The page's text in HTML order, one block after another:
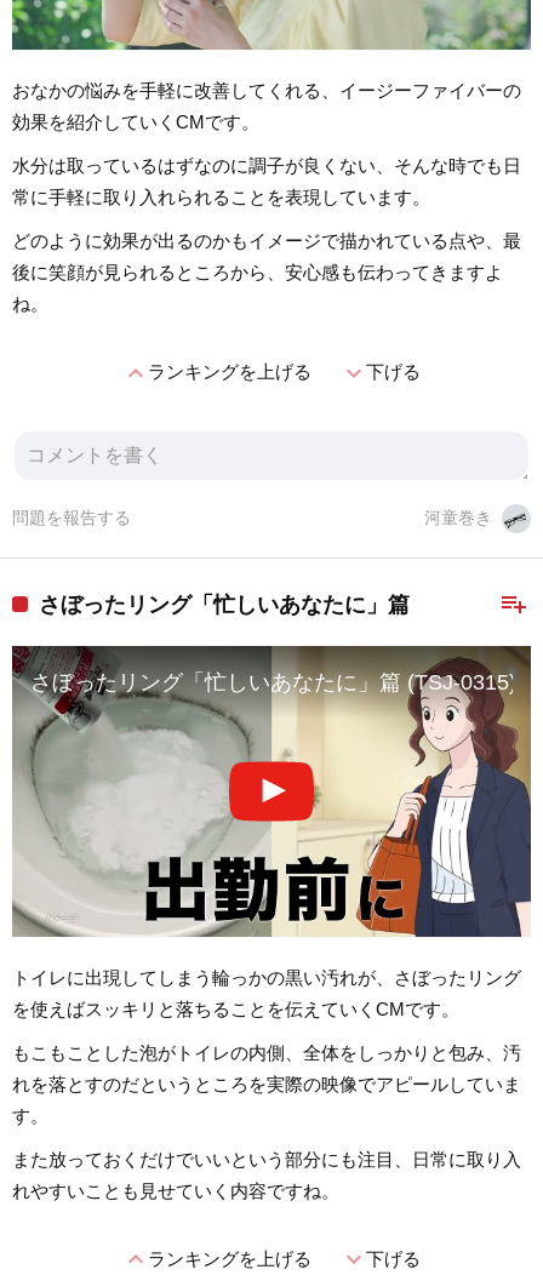
おなかの悩みを手軽に改善してくれる、イージーファイバーの
効果を紹介していくCMです。
水分は取っているはずなのに調子が良くない、そんな時でも日
常に手軽に取り入れられることを表現しています。
どのように効果が出るのかもイメージで描かれている点や、最
後に笑顔が見られるところから、安心感も伝わってきますよ
ね。
expand_lessランキングを上げる expand_more下げる
河童巻き
問題を報告する
playlist_add
さぼったリング「忙しいあなたに」篇
さぼったリング「忙しいあなたに」篇 (TSJ-0315)
トイレに出現してしまう輪っかの黒い汚れが、さぼったリング
を使えばスッキリと落ちることを伝えていくCMです。
もこもことした泡がトイレの内側、全体をしっかりと包み、汚
れを落とすのだというところを実際の映像でアピールしていま
す。
また放っておくだけでいいという部分にも注目、日常に取り入
れやすいことも見せていく内容ですね。
expand_lessランキングを上げる expand_more下げる